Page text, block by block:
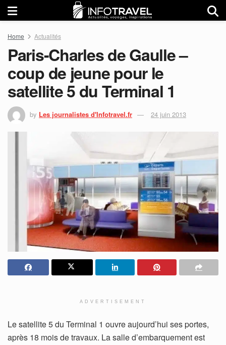
Home Actualités
Paris-Charles de Gaulle –
coup de jeune pour le
satellite 5 du Terminal 1
by Les journalistes d'Infotravel.fr 24 juin 2013
ADVERTISEMENT
Le satellite 5 du Terminal 1 ouvre aujourd’hui ses portes,
après 18 mois de travaux. La salle d’embarquement est